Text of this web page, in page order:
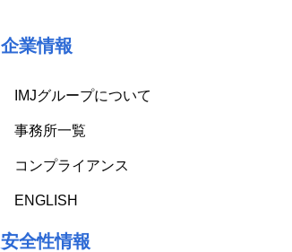
企業情報
IMJグループについて
事務所一覧
コンプライアンス
ENGLISH
安全性情報